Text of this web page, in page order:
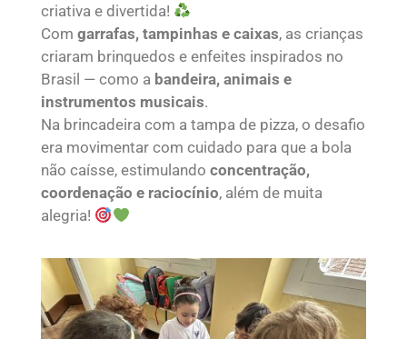
criativa e divertida!
Com garrafas, tampinhas e caixas, as crianças
criaram brinquedos e enfeites inspirados no
Brasil — como a bandeira, animais e
instrumentos musicais.
Na brincadeira com a tampa de pizza, o desafio
era movimentar com cuidado para que a bola
não caísse, estimulando concentração,
coordenação e raciocínio, além de muita
alegria!